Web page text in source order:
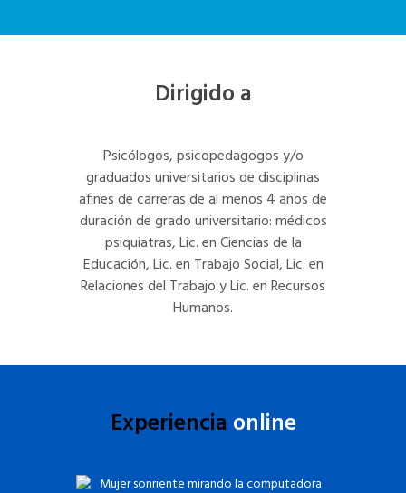
Dirigido a
Psicólogos, psicopedagogos y/o
graduados universitarios de disciplinas
afines de carreras de al menos 4 años de
duración de grado universitario: médicos
psiquiatras, Lic. en Ciencias de la
Educación, Lic. en Trabajo Social, Lic. en
Relaciones del Trabajo y Lic. en Recursos
Humanos.
Experiencia online